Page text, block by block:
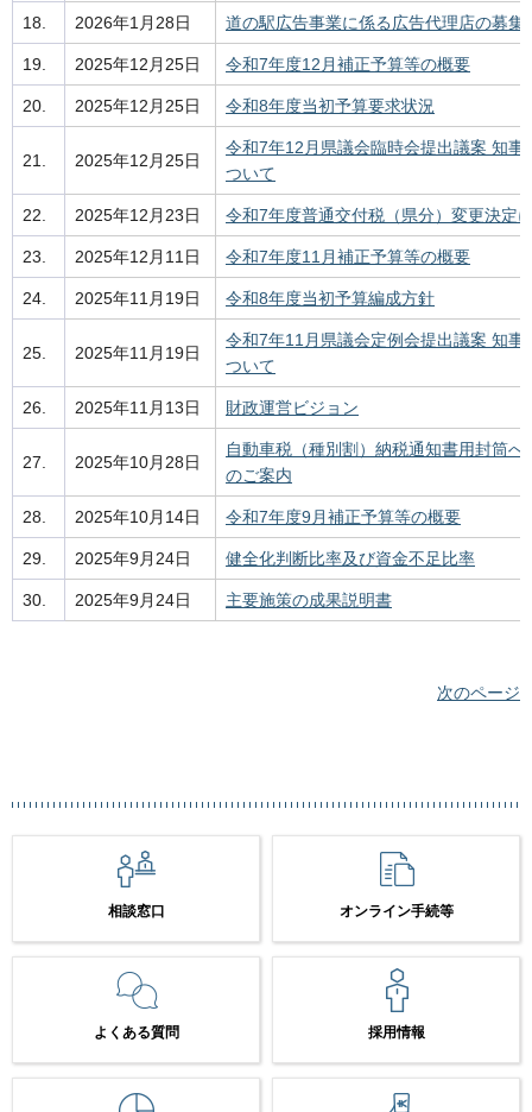
18. 2026年1月28日 道の駅広告事業に係る広告代理店の募集
19. 2025年12月25日 令和7年度12月補正予算等の概要
20. 2025年12月25日 令和8年度当初予算要求状況
21. 2025年12月25日
令和7年12月県議会臨時会提出議案 知事
ついて
22. 2025年12月23日 令和7年度普通交付税（県分）変更決定
23. 2025年12月11日 令和7年度11月補正予算等の概要
24. 2025年11月19日 令和8年度当初予算編成方針
25. 2025年11月19日
令和7年11月県議会定例会提出議案 知事
ついて
26. 2025年11月13日 財政運営ビジョン
27. 2025年10月28日
自動車税（種別割）納税通知書用封筒へ
のご案内
28. 2025年10月14日 令和7年度9月補正予算等の概要
29. 2025年9月24日 健全化判断比率及び資金不足比率
30. 2025年9月24日 主要施策の成果説明書
次のページ
相談窓口 オンライン手続等
よくある質問 採用情報